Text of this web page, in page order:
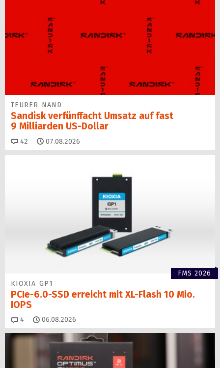
TEURER NAND
Sandisk verfünffacht Umsatz auf fast
9 Milliarden US-Dollar
42 Kommentare
07.08.2026
FMS 2026
KIOXIA GP1
PCIe-6.0-SSD erreicht mit XL-Flash 10 Mio.
IOPS
4 Kommentare
06.08.2026